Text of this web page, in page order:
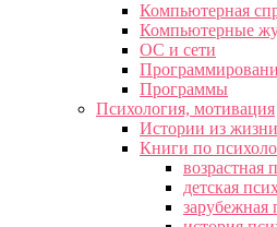
Компьютерная
Компьютерные
ОС и сети
Программы
Психология, мотивация
Истории из жизни
Книги по
возрастная
детская
зарубежная